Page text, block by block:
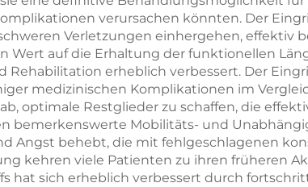
verursachen könnten. Der
Verletzungen einhergehen, effektiv
auf die Erhaltung der funktionellen
Rehabilitation erheblich verbessert. Der
medizinischen Komplikationen im
optimale Restglieder zu schaffen, die
bemerkenswerte Mobilitäts- und
Angst behebt, die mit fehlgeschlagenen
kehren viele Patienten zu ihren früheren
hat sich erheblich verbessert durch